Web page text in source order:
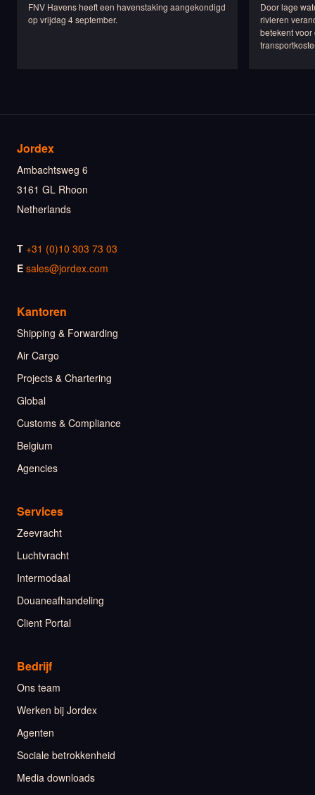
FNV Havens heeft een havenstaking aangekondigd
op vrijdag 4 september.
Door lage
rivieren
betekent
Jordex
Ambachtsweg 6
3161 GL Rhoon
Netherlands
T +31 (0)10 303 73 03
E sales@jordex.com
Kantoren
Shipping & Forwarding
Air Cargo
Projects & Chartering
Global
Customs & Compliance
Belgium
Agencies
Services
Zeevracht
Luchtvracht
Intermodaal
Douaneafhandeling
Client Portal
Bedrijf
Ons team
Werken bij Jordex
Agenten
Sociale betrokkenheid
Media downloads